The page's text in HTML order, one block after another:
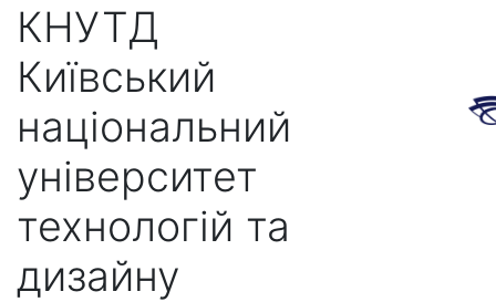
КНУТД
Київський
національний
університет
технологій та
дизайну